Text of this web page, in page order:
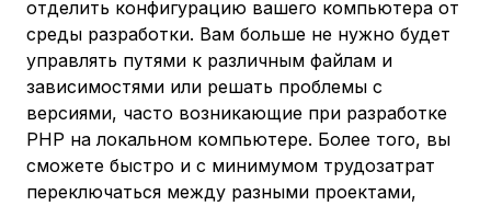
отделить конфигурацию вашего компьютера от
среды разработки. Вам больше не нужно будет
управлять путями к различным файлам и
зависимостями или решать проблемы с
версиями, часто возникающие при разработке
PHP на локальном компьютере. Более того, вы
сможете быстро и с минимумом трудозатрат
переключаться между разными проектами,